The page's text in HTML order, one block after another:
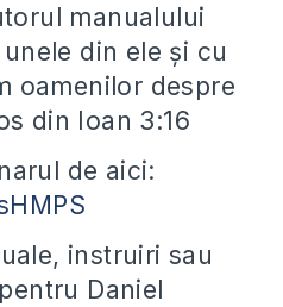
manualului
din ele și cu
oamenilor despre
din Ioan 3:16
de aici:
instruiri sau
Daniel